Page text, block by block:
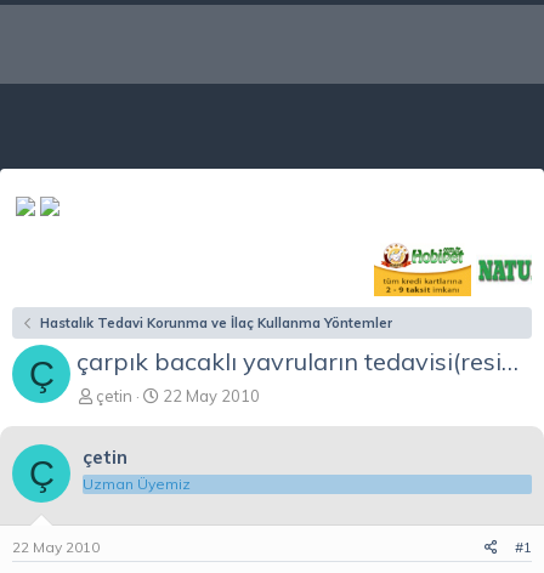
Hastalık Tedavi Korunma ve İlaç Kullanma Yöntemler
Ç çarpık bacaklı yavruların tedavisi(resimli)
K
b
u
u
b
çetin
B
a
g
22 May 2010
Ç çetin
Uzman Üyemiz
22 May 2010 #1